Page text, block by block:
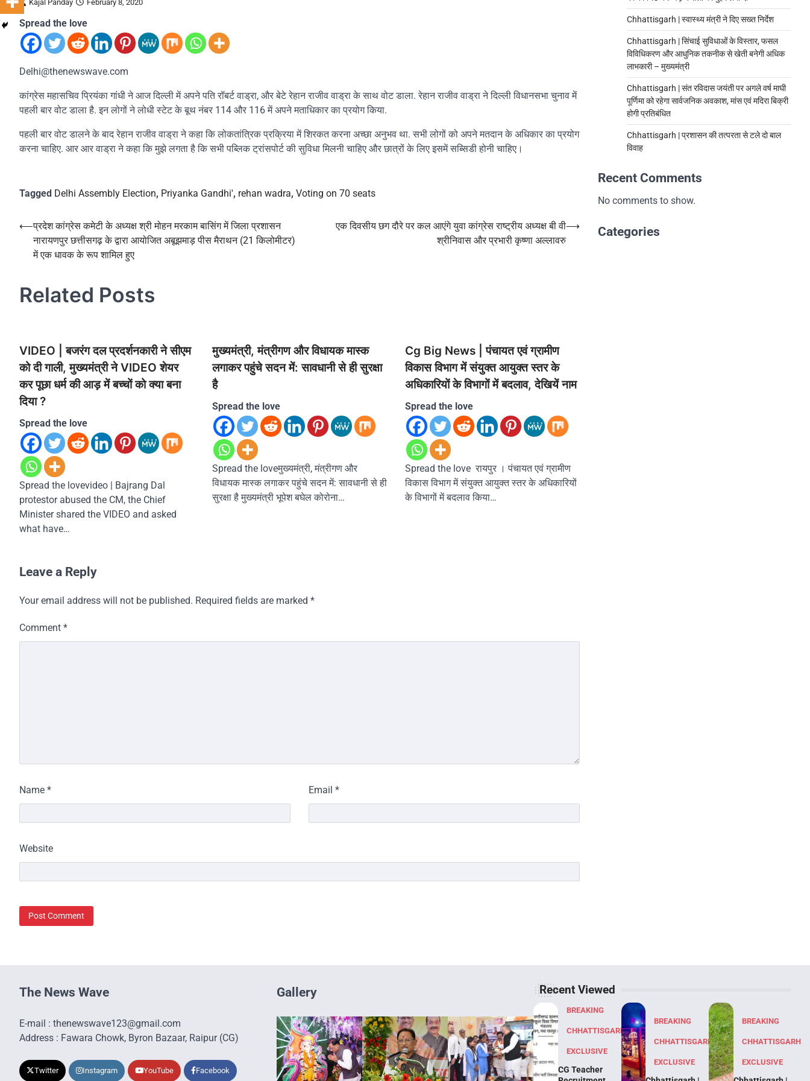
Kajal Panday February 8, 2020
Spread the love
Delhi@thenewswave.com
कांग्रेस महासचिव प्रियंका गांधी ने आज दिल्ली में अपने पति रॉबर्ट वाड्रा, और बेटे रेहान राजीव वाड्रा के साथ वोट डाला. रेहान राजीव वाड्रा ने दिल्ली विधानसभा चुनाव में
पहली बार वोट डाला है. इन लोगों ने लोधी स्टेट के बूथ नंबर 114 और 116 में अपने मताधिकार का प्रयोग किया.
पहली बार वोट डालने के बाद रेहान राजीव वाड्रा ने कहा कि लोकतांत्रिक प्रक्रिया में शिरकत करना अच्छा अनुभव था. सभी लोगों को अपने मतदान के अधिकार का प्रयोग
करना चाहिए. आर आर वाड्रा ने कहा कि मुझे लगता है कि सभी पब्लिक ट्रांसपोर्ट की सुविधा मिलनी चाहिए और छात्रों के लिए इसमें सब्सिडी होनी चाहिए।
Tagged Delhi Assembly Election, Priyanka Gandhi', rehan wadra, Voting on 70 seats
Post
navigation
⟵प्रदेश कांग्रेस कमेटी के अध्यक्ष श्री मोहन मरकाम बासिंग में जिला प्रशासन
नारायणपुर छत्तीसगढ़ के द्वारा आयोजित अबूझमाड़ पीस मैराथन (21 किलोमीटर)
में एक धावक के रूप शामिल हुए
एक दिवसीय छग दौरे पर कल आएंगे युवा कांग्रेस राष्ट्रीय अध्यक्ष बी वी
श्रीनिवास और प्रभारी कृष्णा अल्लावरु
⟶
Related Posts
VIDEO | बजरंग दल प्रदर्शनकारी ने सीएम
को दी गाली, मुख्यमंत्री ने VIDEO शेयर
कर पूछा धर्म की आड़ में बच्चों को क्या बना
दिया ?
Spread the love
Spread the lovevideo | Bajrang Dal
protestor abused the CM, the Chief
Minister shared the VIDEO and asked
what have…
मुख्यमंत्री, मंत्रीगण और विधायक मास्क
लगाकर पहुंचे सदन में: सावधानी से ही सुरक्षा
है
Spread the love
Spread the loveमुख्यमंत्री, मंत्रीगण और
विधायक मास्क लगाकर पहुंचे सदन में: सावधानी से ही
सुरक्षा है मुख्यमंत्री भूपेश बघेल कोरोना…
Cg Big News | पंचायत एवं ग्रामीण
विकास विभाग में संयुक्त आयुक्त स्तर के
अधिकारियों के विभागों में बदलाव, देखियें नाम
Spread the love
Spread the love रायपुर । पंचायत एवं ग्रामीण
विकास विभाग में संयुक्त आयुक्त स्तर के अधिकारियों
के विभागों में बदलाव किया…
Leave a Reply
Your email address will not be published. Required fields are marked *
Comment *
Name * Email *
Website
Chhattisgarh | स्वास्थ्य मंत्री ने दिए सख्त निर्देश
Chhattisgarh | सिंचाई सुविधाओं के विस्तार, फसल
विविधिकरण और आधुनिक तकनीक से खेती बनेगी अधिक
लाभकारी – मुख्यमंत्री
Chhattisgarh | संत रविदास जयंती पर अगले वर्ष माघी
पूर्णिमा को रहेगा सार्वजनिक अवकाश, मांस एवं मदिरा बिक्री
होगी प्रतिबंधित
Chhattisgarh | प्रशासन की तत्परता से टले दो बाल
विवाह
Recent Comments
No comments to show.
Categories
The News Wave
E-mail : thenewswave123@gmail.com
Address : Fawara Chowk, Byron Bazaar, Raipur (CG)
Twitter Instagram YouTube Facebook
Gallery Recent Viewed
BREAKING
CHHATTISGARH
EXCLUSIVE
CG Teacher
BREAKING
CHHATTISGARH
EXCLUSIVE
BREAKING
CHHATTISGARH
EXCLUSIVE